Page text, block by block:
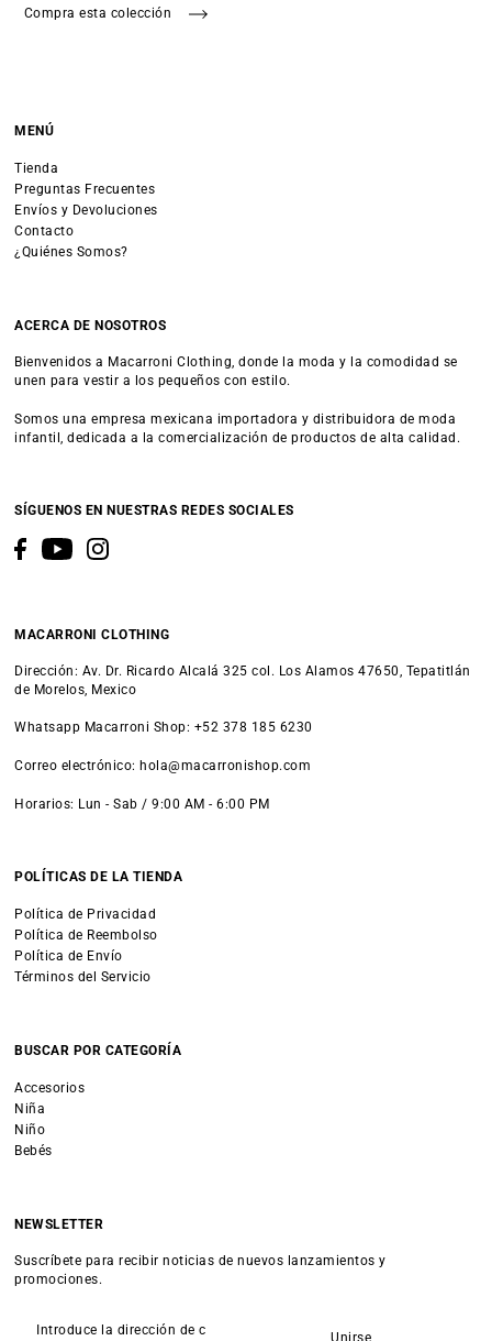
Compra esta colección
MENÚ
Tienda
Preguntas Frecuentes
Envíos y Devoluciones
Contacto
¿Quiénes Somos?
ACERCA DE NOSOTROS
Bienvenidos a Macarroni Clothing, donde la moda y la comodidad se
unen para vestir a los pequeños con estilo.
Somos una empresa mexicana importadora y distribuidora de moda
infantil, dedicada a la comercialización de productos de alta calidad.
SÍGUENOS EN NUESTRAS REDES SOCIALES
MACARRONI CLOTHING
Dirección: Av. Dr. Ricardo Alcalá 325 col. Los Alamos 47650, Tepatitlán
de Morelos, Mexico
Whatsapp Macarroni Shop: +52 378 185 6230
Correo electrónico: hola@macarronishop.com
Horarios: Lun - Sab / 9:00 AM - 6:00 PM
POLÍTICAS DE LA TIENDA
Política de Privacidad
Política de Reembolso
Política de Envío
Términos del Servicio
BUSCAR POR CATEGORÍA
Accesorios
Niña
Niño
Bebés
NEWSLETTER
Suscríbete para recibir noticias de nuevos lanzamientos y
promociones.
Unirse